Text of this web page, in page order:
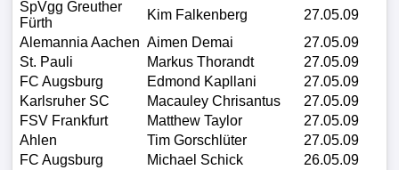
SpVgg Greuther
Fürth
Kim Falkenberg
27.05.09
Alemannia Aachen Aimen Demai
27.05.09
St. Pauli
Markus Thorandt
27.05.09
FC Augsburg
Edmond Kapllani
27.05.09
Karlsruher SC
Macauley Chrisantus
27.05.09
FSV Frankfurt
Matthew Taylor
27.05.09
Ahlen
Tim Gorschlüter
27.05.09
FC Augsburg
Michael Schick
26.05.09